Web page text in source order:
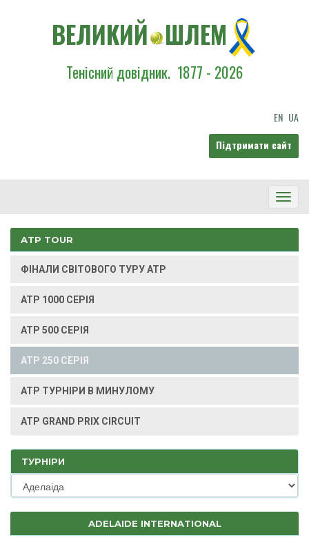
ВЕЛИКИЙ ШЛЕМ
Тенісний довідник. 1877 - 2026
EN UA
Підтримати сайт
ATP TOUR
ФІНАЛИ СВІТОВОГО ТУРУ ATP
ATP 1000 СЕРІЯ
ATP 500 СЕРІЯ
ATP 250 СЕРІЯ
ATP ТУРНІРИ В МИНУЛОМУ
ATP GRAND PRIX CIRCUIT
ТУРНІРИ
ADELAIDE INTERNATIONAL